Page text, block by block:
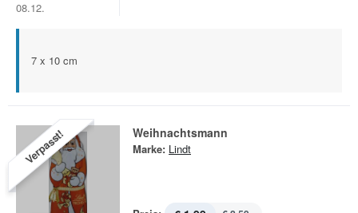
08.12.
7 x 10 cm
Verpasst! Weihnachtsmann
Marke: Lindt